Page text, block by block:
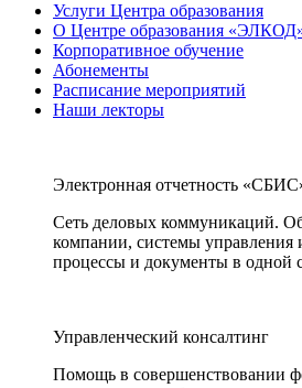
Услуги Центра образования
О Центре образования
Корпоративное обучение
Абонементы
Расписание мероприятий
Наши лекторы
Электронная отчетность
Сеть деловых коммуникаций.
компании, системы управления
процессы и документы в одной
Управленческий консалтинг
Помощь в совершенствовании